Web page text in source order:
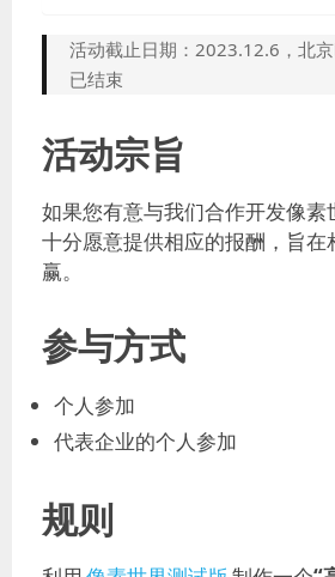
活动截止日期：2023.12.6，北
已结束
活动宗旨
如果您有意与我们合作开发像素
十分愿意提供相应的报酬，旨在
赢。
参与方式
个人参加
代表企业的个人参加
规则